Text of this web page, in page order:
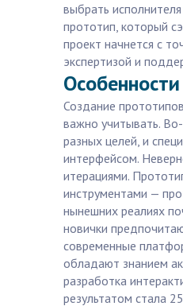
выбрать
прототип, который
проект начнется с
экспертизой и
Создание
важно учитывать.
разных целей, и
интерфейсом.
итерациями.
инструментами —
нынешних реалиях
новички
современные
обладают знанием
разработка
результатом стала